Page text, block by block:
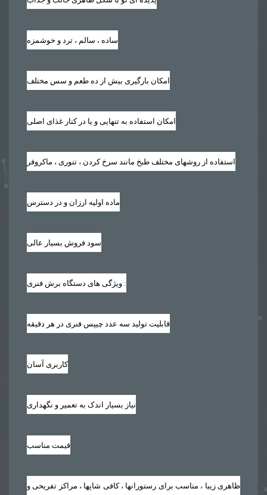
ساده ، سالم ، ترد و خوشمزه
امکان بارگیری بیش از ده طعم و سس مختلف
امکان استفاده به تنهایی و یا در کنار غذای اصلی
استفاده از روشهای مختلف طبخ مانند سرخ کردن ، تنوری ، ماکروفر
ماده اولیه ارزان و در دسترس
سود فروش بسیار عالی
ویژگی های دستگاه برش فنری :
قابلیت تولید سه عدد چیپس فنری در هر دقیقه
کاربری آسان
نیاز بسیار اندک به تعمیر و نگهداری
قیمت مناسب
ظاهری زیبا ، مناسب برای رستورانها ، کافی شاپها ، مراکز تفریحی و